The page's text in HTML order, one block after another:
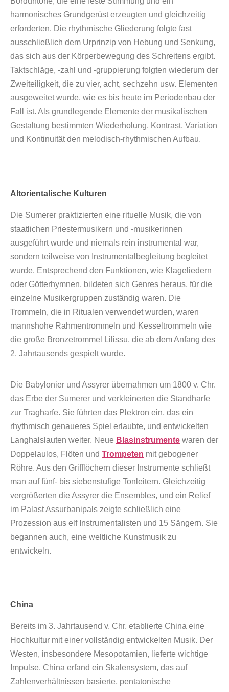
harmonisches Grundgerüst erzeugten und gleichzeitig
erforderten. Die rhythmische Gliederung folgte fast
ausschließlich dem Urprinzip von Hebung und Senkung,
das sich aus der Körperbewegung des Schreitens ergibt.
Taktschläge, -zahl und -gruppierung folgten wiederum der
Zweiteiligkeit, die zu vier, acht, sechzehn usw. Elementen
ausgeweitet wurde, wie es bis heute im Periodenbau der
Fall ist. Als grundlegende Elemente der musikalischen
Gestaltung bestimmten Wiederholung, Kontrast, Variation
und Kontinuität den melodisch-rhythmischen Aufbau.
Altorientalische Kulturen
Die Sumerer praktizierten eine rituelle Musik, die von
staatlichen Priestermusikern und -musikerinnen
ausgeführt wurde und niemals rein instrumental war,
sondern teilweise von Instrumentalbegleitung begleitet
wurde. Entsprechend den Funktionen, wie Klageliedern
oder Götterhymnen, bildeten sich Genres heraus, für die
einzelne Musikergruppen zuständig waren. Die
Trommeln, die in Ritualen verwendet wurden, waren
mannshohe Rahmentrommeln und Kesseltrommeln wie
die große Bronzetrommel Lilissu, die ab dem Anfang des
2. Jahrtausends gespielt wurde.
Die Babylonier und Assyrer übernahmen um 1800 v. Chr.
das Erbe der Sumerer und verkleinerten die Standharfe
zur Tragharfe. Sie führten das Plektron ein, das ein
rhythmisch genaueres Spiel erlaubte, und entwickelten
Langhalslauten weiter. Neue Blasinstrumente waren der
Doppelaulos, Flöten und Trompeten mit gebogener
Röhre. Aus den Grifflöchern dieser Instrumente schließt
man auf fünf- bis siebenstufige Tonleitern. Gleichzeitig
vergrößerten die Assyrer die Ensembles, und ein Relief
im Palast Assurbanipals zeigte schließlich eine
Prozession aus elf Instrumentalisten und 15 Sängern. Sie
begannen auch, eine weltliche Kunstmusik zu
entwickeln.
China
Bereits im 3. Jahrtausend v. Chr. etablierte China eine
Hochkultur mit einer vollständig entwickelten Musik. Der
Westen, insbesondere Mesopotamien, lieferte wichtige
Impulse. China erfand ein Skalensystem, das auf
Zahlenverhältnissen basierte, pentatonische